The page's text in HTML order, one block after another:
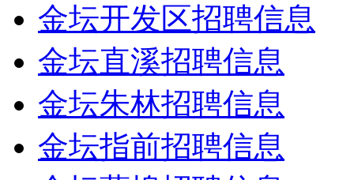
金坛开发区招聘信息
金坛直溪招聘信息
金坛朱林招聘信息
金坛指前招聘信息